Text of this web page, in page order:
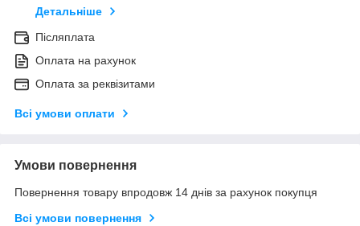
Детальніше
Післяплата
Оплата на рахунок
Оплата за реквізитами
Всі умови оплати
Умови повернення
Повернення товару впродовж 14 днів за рахунок покупця
Всі умови повернення